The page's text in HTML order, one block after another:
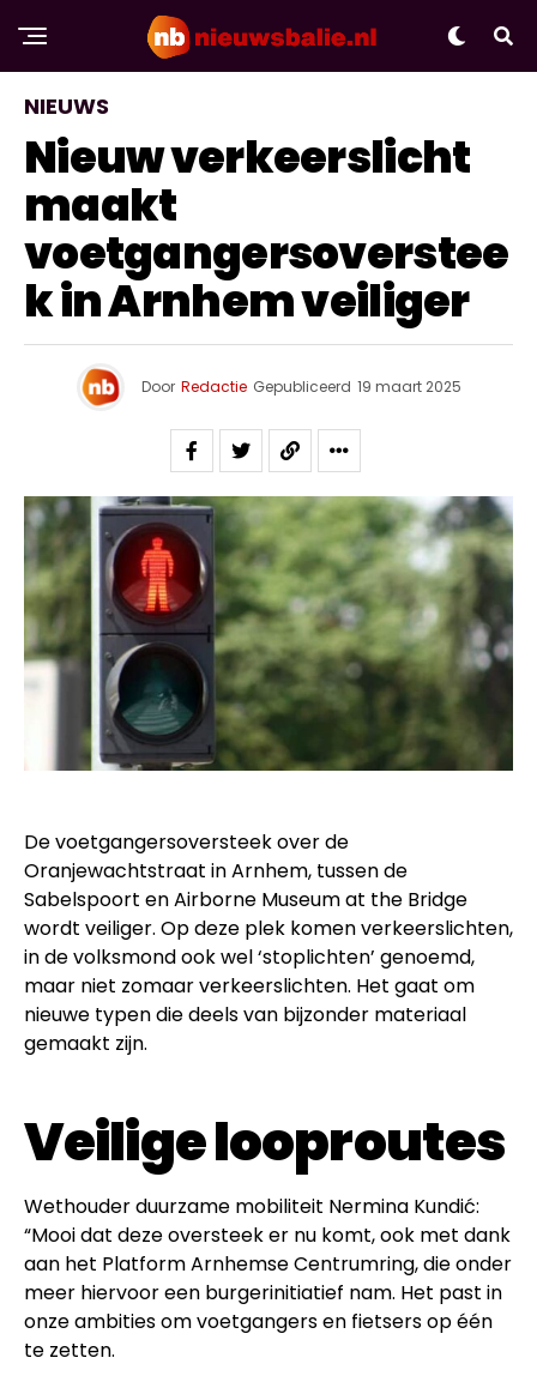
NIEUWS
Nieuw verkeerslicht
maakt
voetgangersoverstee
k in Arnhem veiliger
Door Redactie Gepubliceerd 19 maart 2025
De voetgangersoversteek over de
Oranjewachtstraat in Arnhem, tussen de
Sabelspoort en Airborne Museum at the Bridge
wordt veiliger. Op deze plek komen verkeerslichten,
in de volksmond ook wel ‘stoplichten’ genoemd,
maar niet zomaar verkeerslichten. Het gaat om
nieuwe typen die deels van bijzonder materiaal
gemaakt zijn.
Veilige looproutes
Wethouder duurzame mobiliteit Nermina Kundić:
“Mooi dat deze oversteek er nu komt, ook met dank
aan het Platform Arnhemse Centrumring, die onder
meer hiervoor een burgerinitiatief nam. Het past in
onze ambities om voetgangers en fietsers op één
te zetten.